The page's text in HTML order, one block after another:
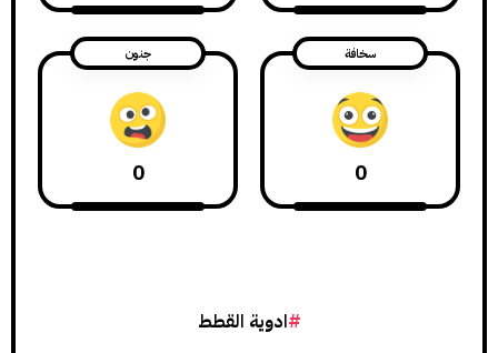
سخافة
0
جنون
0
ادوية القطط